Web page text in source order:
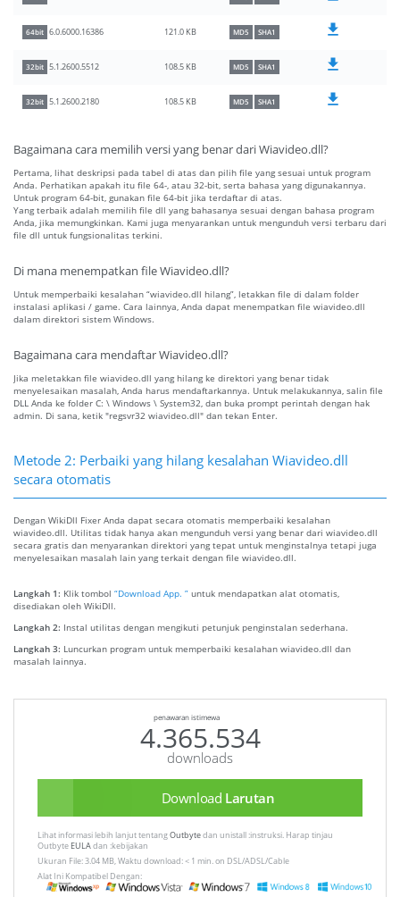
64bit 6.0.6000.16386 121.0 KB MD5 SHA1
32bit 5.1.2600.5512 108.5 KB MD5 SHA1
32bit 5.1.2600.2180 108.5 KB MD5 SHA1
Bagaimana cara memilih versi yang benar dari Wiavideo.dll?
Pertama, lihat deskripsi pada tabel di atas dan pilih file yang sesuai untuk program
Anda. Perhatikan apakah itu file 64-, atau 32-bit, serta bahasa yang digunakannya.
Untuk program 64-bit, gunakan file 64-bit jika terdaftar di atas.
Yang terbaik adalah memilih file dll yang bahasanya sesuai dengan bahasa program
Anda, jika memungkinkan. Kami juga menyarankan untuk mengunduh versi terbaru dari
file dll untuk fungsionalitas terkini.
Di mana menempatkan file Wiavideo.dll?
Untuk memperbaiki kesalahan “wiavideo.dll hilang”, letakkan file di dalam folder
instalasi aplikasi / game. Cara lainnya, Anda dapat menempatkan file wiavideo.dll
dalam direktori sistem Windows.
Bagaimana cara mendaftar Wiavideo.dll?
Jika meletakkan file wiavideo.dll yang hilang ke direktori yang benar tidak
menyelesaikan masalah, Anda harus mendaftarkannya. Untuk melakukannya, salin file
DLL Anda ke folder C: \ Windows \ System32, dan buka prompt perintah dengan hak
admin. Di sana, ketik "regsvr32 wiavideo.dll" dan tekan Enter.
Metode 2: Perbaiki yang hilang kesalahan Wiavideo.dll
secara otomatis
Dengan WikiDll Fixer Anda dapat secara otomatis memperbaiki kesalahan
wiavideo.dll. Utilitas tidak hanya akan mengunduh versi yang benar dari wiavideo.dll
secara gratis dan menyarankan direktori yang tepat untuk menginstalnya tetapi juga
menyelesaikan masalah lain yang terkait dengan file wiavideo.dll.
Langkah 1: Klik tombol “Download App. ” untuk mendapatkan alat otomatis,
disediakan oleh WikiDll.
Langkah 2: Instal utilitas dengan mengikuti petunjuk penginstalan sederhana.
Langkah 3: Luncurkan program untuk memperbaiki kesalahan wiavideo.dll dan
masalah lainnya.
penawaran istimewa
4.365.534
downloads
Download Larutan
Lihat informasi lebih lanjut tentangOutbytedan unistall :instruksi. Harap tinjau
Outbyte EULAdan :kebijakan
Ukuran File: 3.04 MB, Waktu download: < 1 min. on DSL/ADSL/Cable
Alat Ini Kompatibel Dengan: